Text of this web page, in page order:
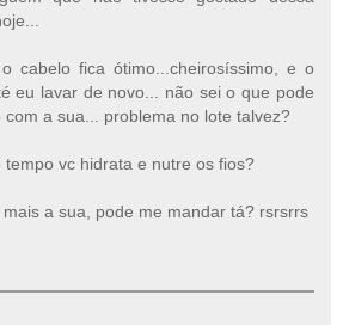
cabelo fica ótimo...cheirosíssimo, e o
eu lavar de novo... não sei o que pode
com a sua... problema no lote talvez?
tempo vc hidrata e nutre os fios?
a sua, pode me mandar tá? rsrsrrs